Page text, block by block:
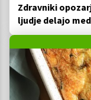
Zdravniki
ljudje delajo